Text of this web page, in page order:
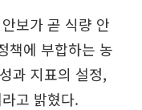
보가 곧 식량 안
책에 부합하는 농
과 지표의 설정,
고 밝혔다.